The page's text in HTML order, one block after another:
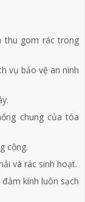
thu gom rác trong
vụ bảo vệ an ninh
chung của tòa
cộng.
và rác sinh hoạt.
kính luôn sạch